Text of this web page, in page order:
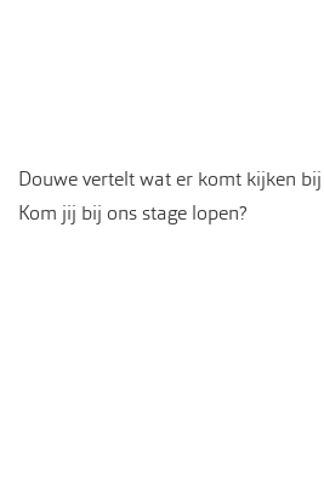
Douwe vertelt wat er komt kijken
Kom jij bij ons stage lopen?